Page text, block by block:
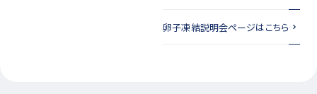
卵子凍結説明会ページはこちら